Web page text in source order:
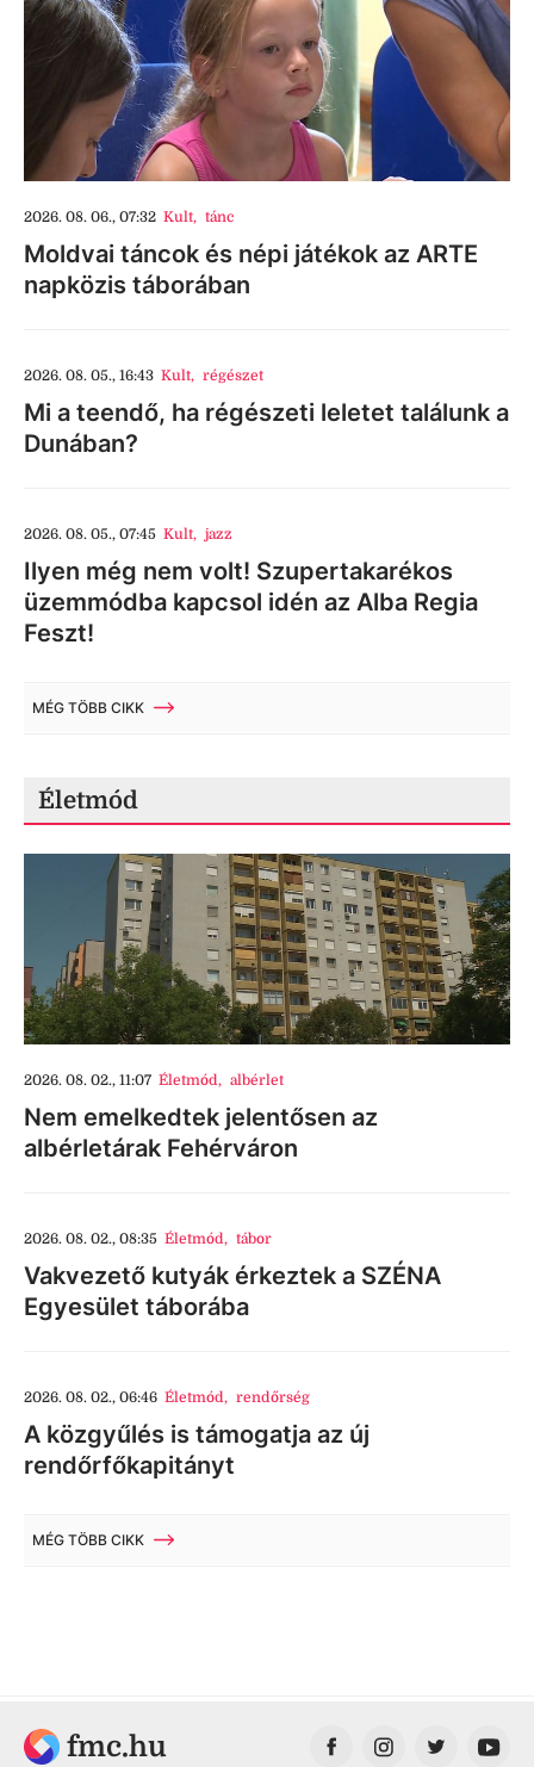
2026. 08. 06., 07:32 Kult, tánc
Moldvai táncok és népi játékok az ARTE
napközis táborában
2026. 08. 05., 16:43 Kult, régészet
Mi a teendő, ha régészeti leletet találunk a
Dunában?
2026. 08. 05., 07:45 Kult, jazz
Ilyen még nem volt! Szupertakarékos
üzemmódba kapcsol idén az Alba Regia
Feszt!
MÉG TÖBB CIKK
Életmód
2026. 08. 02., 11:07 Életmód, albérlet
Nem emelkedtek jelentősen az
albérletárak Fehérváron
2026. 08. 02., 08:35 Életmód, tábor
Vakvezető kutyák érkeztek a SZÉNA
Egyesület táborába
2026. 08. 02., 06:46 Életmód, rendőrség
A közgyűlés is támogatja az új
rendőrfőkapitányt
MÉG TÖBB CIKK
fmc.hu